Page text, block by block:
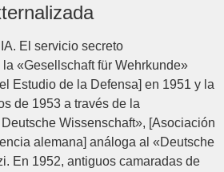
El servicio secreto
«Gesellschaft für Wehrkunde»
Estudio de la Defensa] en 1951 y la
de 1953 a través de la
Wissenschaft», [Asociación
alemana] análoga al «Deutsche
En 1952, antiguos camaradas de